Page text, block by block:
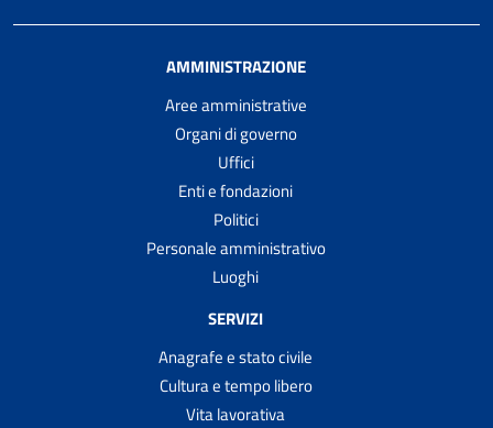
AMMINISTRAZIONE
Aree amministrative
Organi di governo
Uffici
Enti e fondazioni
Politici
Personale amministrativo
Luoghi
SERVIZI
Anagrafe e stato civile
Cultura e tempo libero
Vita lavorativa